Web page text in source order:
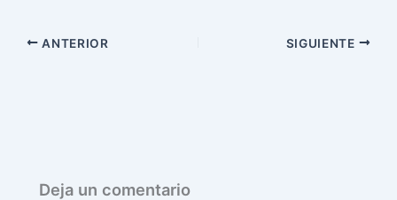
ANTERIOR SIGUIENTE
Deja un comentario